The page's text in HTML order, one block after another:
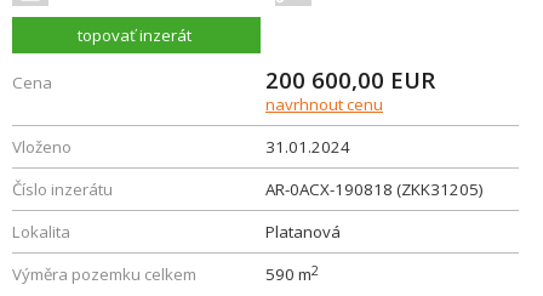
topovať inzerát
Cena 200 600,00 EUR
navrhnout cenu
Vloženo
31.01.2024
Číslo inzerátu
AR-0ACX-190818 (ZKK31205)
Lokalita
Platanová
Výměra pozemku celkem
590 m2